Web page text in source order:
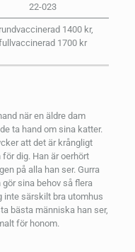
22-023
1400 kr,
1700 kr
när en äldre dam
ta hand om sina katter.
att det är krångligt
dig. Han är oerhört
på alla han ser. Gurra
sina behov så flera
inte särskilt bra utomhus
bästa människa han ser,
för honom.